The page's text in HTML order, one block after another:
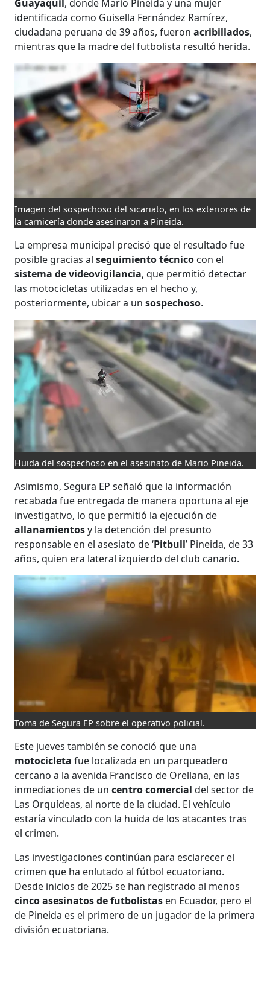
Guayaquil , donde Mario Pineida y una mujer
identificada como Guisella Fernández Ramírez,
ciudadana peruana de 39 años, fueronacribillados,
mientras que la madre del futbolista resultó herida.
Imagen del sospechoso del sicariato, en los exteriores de
la carnicería donde asesinaron a Pineida.
La empresa municipal precisó que el resultado fue
posible gracias alseguimiento técnico con el
sistema de videovigilancia, que permitió detectar
las motocicletas utilizadas en el hecho y,
posteriormente, ubicar a unsospechoso.
Huida del sospechoso en el asesinato de Mario Pineida.
Asimismo, Segura EP señaló que la información
recabada fue entregada de manera oportuna al eje
investigativo, lo que permitió la ejecución de
allanamientosy la detención del presunto
responsable en el asesiato de ‘Pitbull’ Pineida, de 33
años, quien era lateral izquierdo del club canario.
Toma de Segura EP sobre el operativo policial.
Este jueves también se conoció que una
motocicletafue localizada en un parqueadero
cercano a la avenida Francisco de Orellana, en las
inmediaciones de uncentro comercial del sector de
Las Orquídeas, al norte de la ciudad. El vehículo
estaría vinculado con la huida de los atacantes tras
el crimen.
Las investigaciones continúan para esclarecer el
crimen que ha enlutado al fútbol ecuatoriano.
Desde inicios de 2025 se han registrado al menos
cinco asesinatos de futbolistas en Ecuador, pero el
de Pineida es el primero de un jugador de la primera
división ecuatoriana.